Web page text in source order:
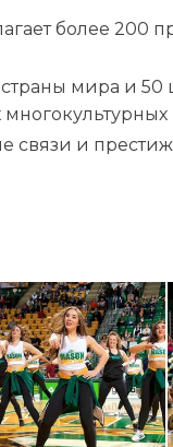
более 200
страны мира и
связи и